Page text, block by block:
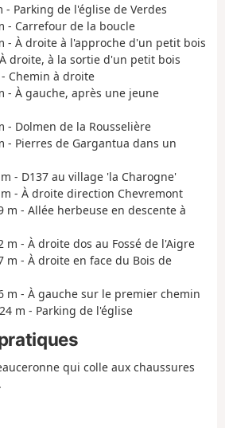
- Parking de l'église de Verdes
- Carrefour de la boucle
- À droite à l'approche d'un petit bois
droite, à la sortie d'un petit bois
Chemin à droite
- À gauche, après une jeune
- Dolmen de la Rousselière
- Pierres de Gargantua dans un
- D137 au village 'la Charogne'
- À droite direction Chevremont
m - Allée herbeuse en descente à
m - À droite dos au Fossé de l'Aigre
m - À droite en face du Bois de
m - À gauche sur le premier chemin
m - Parking de l'église
qui colle aux chaussures